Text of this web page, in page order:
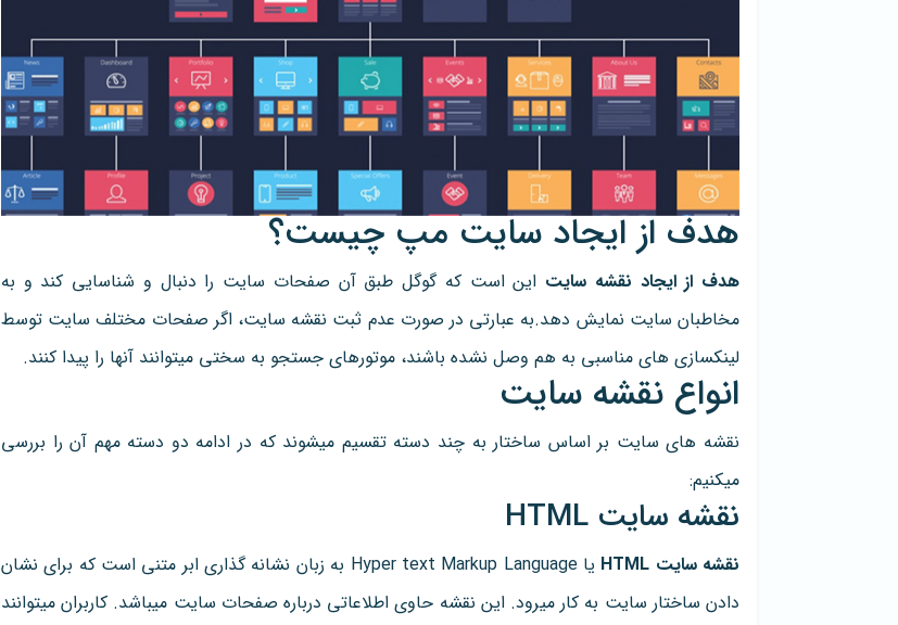
هدف از ایجاد سایت مپ چیست؟
هدف از ایجاد نقشه سایت این است که گوگل طبق آن صفحات سایت را دنبال و شناسایی کند و به
مخاطبان سایت نمایش دهد.به عبارتی در صورت عدم ثبت نقشه سایت، اگر صفحات مختلف سایت توسط
لینکسازی های مناسبی به هم وصل نشده باشند، موتورهای جستجو به سختی میتوانند آنها را پیدا کنند.
انواع نقشه سایت
نقشه های سایت بر اساس ساختار به چند دسته تقسیم میشوند که در ادامه دو دسته مهم آن را بررسی
میکنیم:
نقشه سایت HTML
نقشه سایت HTML
یا Hyper text Markup Language به زبان نشانه گذاری ابر متنی است که برای نشان
دادن ساختار سایت به کار میرود. این نقشه حاوی اطلاعاتی درباره صفحات سایت میباشد. کاربران میتوانند